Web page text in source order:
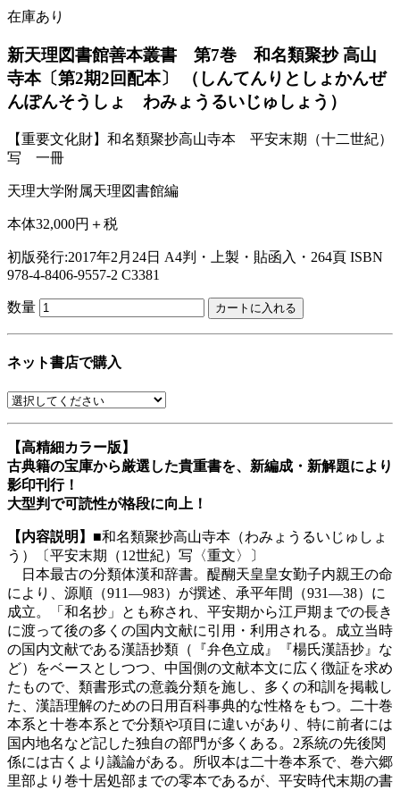
在庫あり
新天理図書館善本叢書 第7巻 和名類聚抄 高山
寺本〔第2期2回配本〕
（しんてんりとしょかんぜ
んぽんそうしょ わみょうるいじゅしょう）
【重要文化財】和名類聚抄高山寺本 平安末期（十二世紀）
写 一冊
天理大学附属天理図書館編
本体32,000円＋税
初版発行:2017年2月24日 A4判・上製・貼函入・264頁 ISBN
978-4-8406-9557-2 C3381
数量
ネット書店で購入
【高精細カラー版】
古典籍の宝庫から厳選した貴重書を、新編成・新解題により
影印刊行！
大型判で可読性が格段に向上！
【内容説明】 ■和名類聚抄高山寺本（わみょうるいじゅしょ
う）〔平安末期（12世紀）写〈重文〉〕
日本最古の分類体漢和辞書。醍醐天皇皇女勤子内親王の命
により、源順（911—983）が撰述、承平年間（931—38）に
成立。「和名抄」とも称され、平安期から江戸期までの長き
に渡って後の多くの国内文献に引用・利用される。成立当時
の国内文献である漢語抄類（『弁色立成』『楊氏漢語抄』な
ど）をベースとしつつ、中国側の文献本文に広く徴証を求め
たもので、類書形式の意義分類を施し、多くの和訓を掲載し
た、漢語理解のための日用百科事典的な性格をもつ。二十巻
本系と十巻本系とで分類や項目に違いがあり、特に前者には
国内地名など記した独自の部門が多くある。2系統の先後関
係には古くより議論がある。所収本は二十巻本系で、巻六郷
里部より巻十居処部までの零本であるが、平安時代末期の書